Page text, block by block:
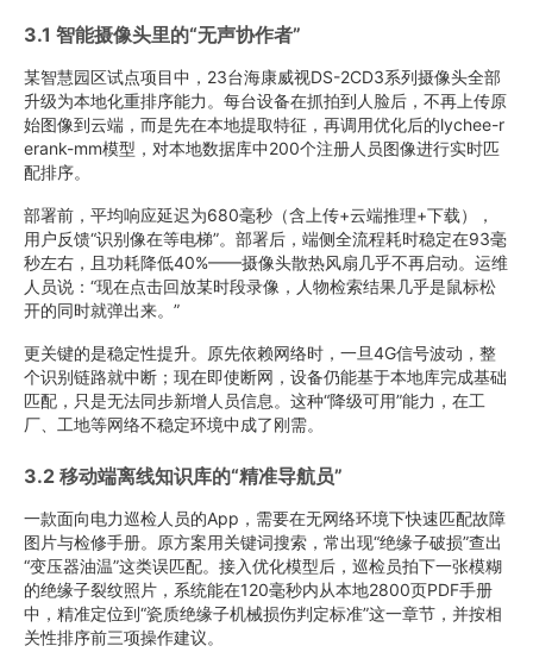
3.1 智能摄像头里的“无声协作者”
某智慧园区试点项目中，23台海康威视DS-2CD3系列摄像头全部
升级为本地化重排序能力。每台设备在抓拍到人脸后，不再上传原
始图像到云端，而是先在本地提取特征，再调用优化后的lychee-r
erank-mm模型，对本地数据库中200个注册人员图像进行实时匹
配排序。
部署前，平均响应延迟为680毫秒（含上传+云端推理+下载），
用户反馈“识别像在等电梯”。部署后，端侧全流程耗时稳定在93毫
秒左右，且功耗降低40%——摄像头散热风扇几乎不再启动。运维
人员说：“现在点击回放某时段录像，人物检索结果几乎是鼠标松
开的同时就弹出来。”
更关键的是稳定性提升。原先依赖网络时，一旦4G信号波动，整
个识别链路就中断；现在即使断网，设备仍能基于本地库完成基础
匹配，只是无法同步新增人员信息。这种“降级可用”能力，在工
厂、工地等网络不稳定环境中成了刚需。
3.2 移动端离线知识库的“精准导航员”
一款面向电力巡检人员的App，需要在无网络环境下快速匹配故障
图片与检修手册。原方案用关键词搜索，常出现“绝缘子破损”查出
“变压器油温”这类误匹配。接入优化模型后，巡检员拍下一张模糊
的绝缘子裂纹照片，系统能在120毫秒内从本地2800页PDF手册
中，精准定位到“瓷质绝缘子机械损伤判定标准”这一章节，并按相
关性排序前三项操作建议。